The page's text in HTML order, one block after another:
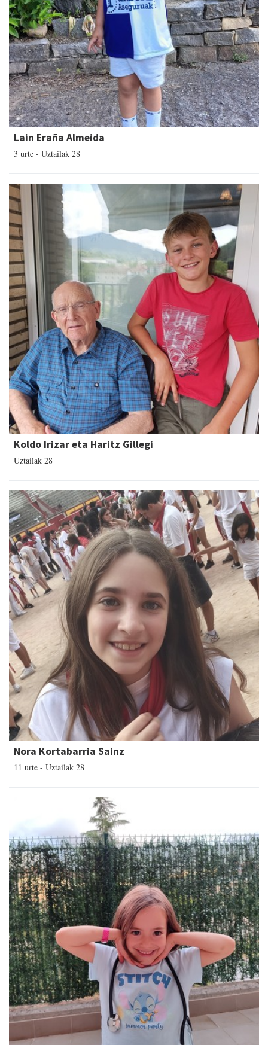
Lain Eraña Almeida
3 urte - Uztailak 28
Koldo Irizar eta Haritz Gillegi
Uztailak 28
Nora Kortabarria Sainz
11 urte - Uztailak 28